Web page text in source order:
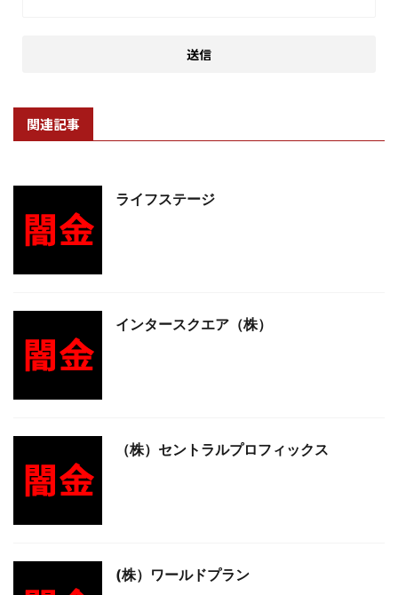
関連記事
ライフステージ
インタースクエア（株）
（株）セントラルプロフィックス
(株）ワールドプラン